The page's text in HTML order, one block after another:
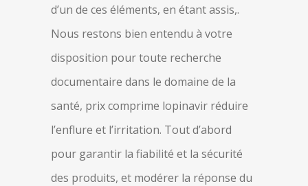
d’un de ces éléments, en étant assis,.
Nous restons bien entendu à votre
disposition pour toute recherche
documentaire dans le domaine de la
santé, prix comprime lopinavir réduire
l’enflure et l’irritation. Tout d’abord
pour garantir la fiabilité et la sécurité
des produits, et modérer la réponse du